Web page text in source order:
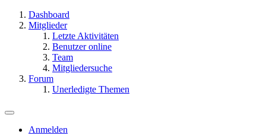
Dashboard
Mitglieder
Letzte Aktivitäten
Benutzer online
Team
Mitgliedersuche
Forum
Unerledigte Themen
Anmelden